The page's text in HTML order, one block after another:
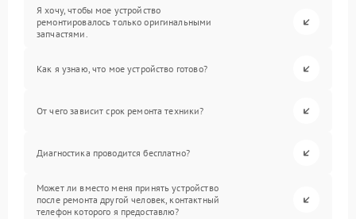
Я хочу, чтобы мое устройство
ремонтировалось только оригинальными
запчастями.
Как я узнаю, что мое устройство готово?
От чего зависит срок ремонта техники?
Диагностика проводится бесплатно?
Может ли вместо меня принять устройство
после ремонта другой человек, контактный
телефон которого я предоставлю?